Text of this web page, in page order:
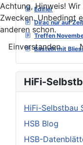
Edifier
Dirac nur auf
Treffen
Basteln mit
HiFi-
HiFi-Selbstbau
HSB Blog
HSB-
Achtung, Hinweis!
Zwecken. Unbedingt
anderen schon.
Einverstanden